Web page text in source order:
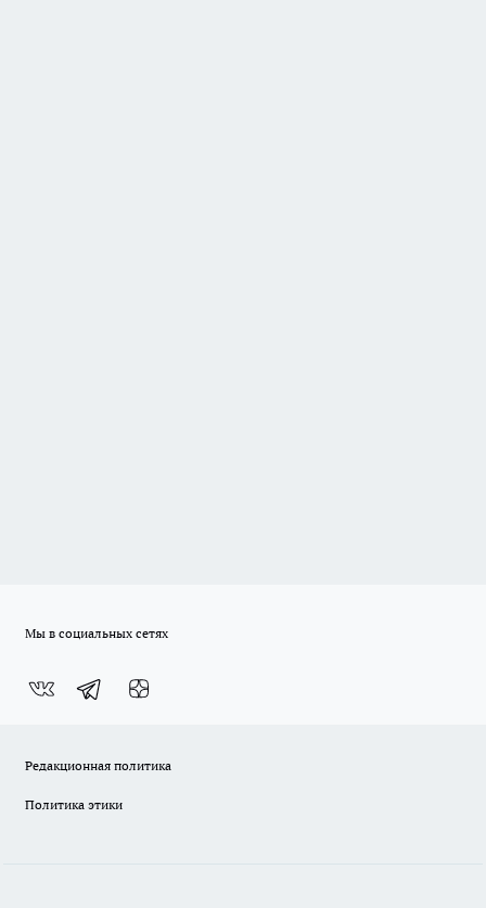
Мы в социальных сетях
Редакционная политика
Политика этики